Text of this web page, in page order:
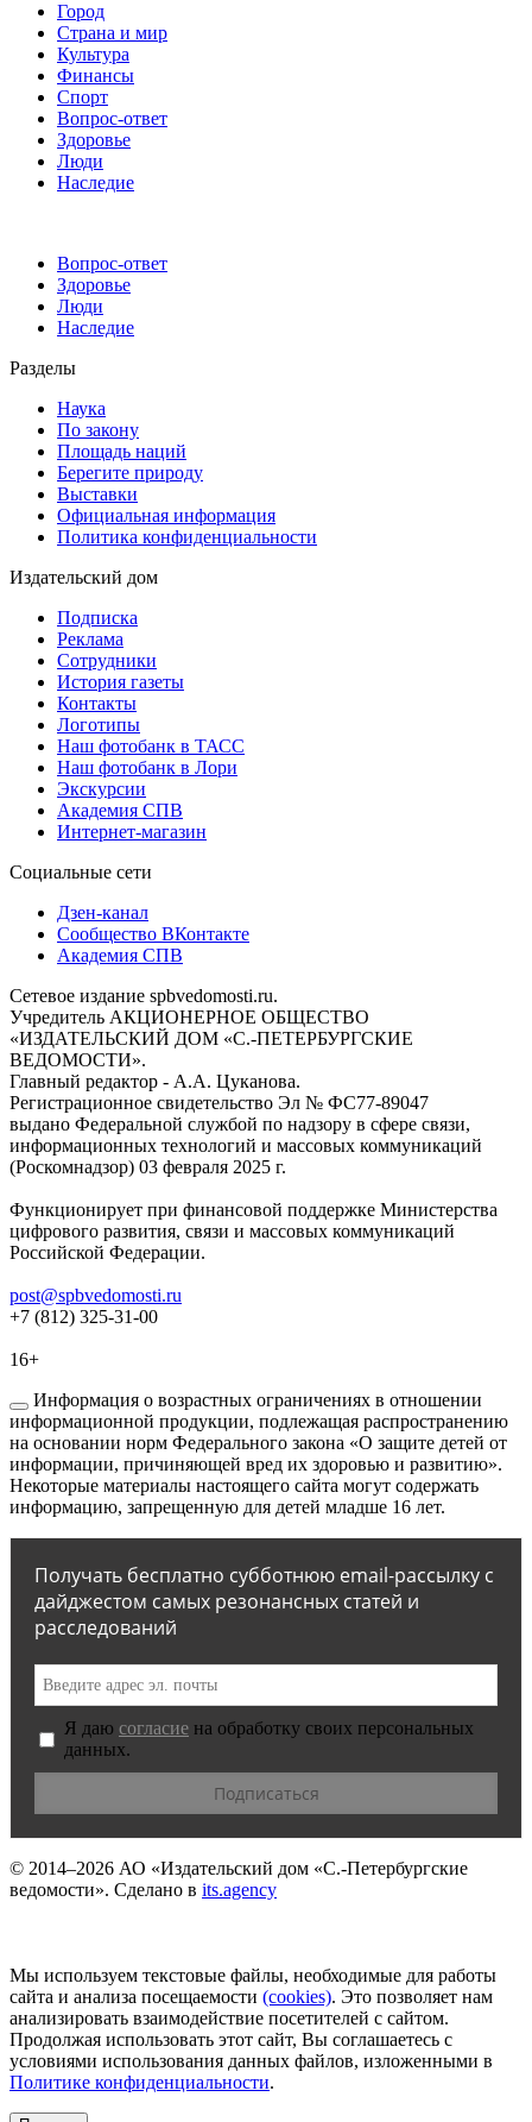
Город
Страна и мир
Культура
Финансы
Спорт
Вопрос-ответ
Здоровье
Люди
Наследие
Вопрос-ответ
Здоровье
Люди
Наследие
Разделы
Наука
По закону
Площадь наций
Берегите природу
Выставки
Официальная информация
Политика конфиденциальности
Издательский дом
Подписка
Реклама
Сотрудники
История газеты
Контакты
Логотипы
Наш фотобанк в ТАСС
Наш фотобанк в Лори
Экскурсии
Академия СПВ
Интернет-магазин
Социальные сети
Дзен-канал
Сообщество ВКонтакте
Академия СПВ
Сетевое издание spbvedomosti.ru.
Учредитель АКЦИОНЕРНОЕ ОБЩЕСТВО
«ИЗДАТЕЛЬСКИЙ ДОМ «С.-ПЕТЕРБУРГСКИЕ
ВЕДОМОСТИ».
Главный редактор - А.А. Цуканова.
Регистрационное свидетельство Эл № ФС77-89047
выдано Федеральной службой по надзору в сфере связи,
информационных технологий и массовых коммуникаций
(Роскомнадзор) 03 февраля 2025 г.
Функционирует при финансовой поддержке Министерства
цифрового развития, связи и массовых коммуникаций
Российской Федерации.
post@spbvedomosti.ru
+7 (812) 325-31-00
16+
Информация о возрастных ограничениях в отношении
информационной продукции, подлежащая распространению
на основании норм Федерального закона «О защите детей от
информации, причиняющей вред их здоровью и развитию».
Некоторые материалы настоящего сайта могут содержать
информацию, запрещенную для детей младше 16 лет.
Получать бесплатно субботнюю email-рассылку с
дайджестом самых резонансных статей и
расследований
Я даю согласие на обработку своих персональных
данных.
© 2014–2026 АО «Издательский дом «С.-Петербургские
ведомости». Сделано в its.agency
Мы используем текстовые файлы, необходимые для работы
сайта и анализа посещаемости (сookies). Это позволяет нам
анализировать взаимодействие посетителей с сайтом.
Продолжая использовать этот сайт, Вы соглашаетесь с
условиями использования данных файлов, изложенными в
Политике конфиденциальности.